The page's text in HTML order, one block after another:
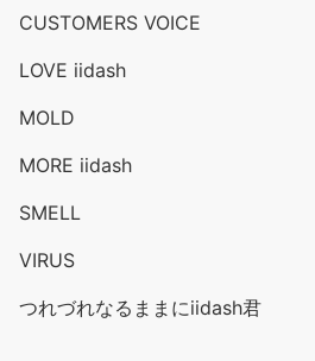
CUSTOMERS VOICE
LOVE iidash
MOLD
MORE iidash
SMELL
VIRUS
つれづれなるままにiidash君